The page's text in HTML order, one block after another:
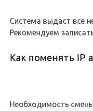
Система выдаст все
Рекомендуем
Как поменять IP
Необходимость